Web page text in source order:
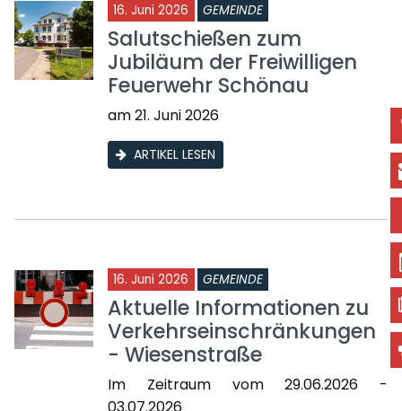
16. Juni 2026 GEMEINDE
Salutschießen zum
Jubiläum der Freiwilligen
Feuerwehr Schönau
am 21. Juni 2026
ARTIKEL LESEN
16. Juni 2026 GEMEINDE
Aktuelle Informationen zu
Verkehrseinschränkungen
- Wiesenstraße
Im Zeitraum vom 29.06.2026 -